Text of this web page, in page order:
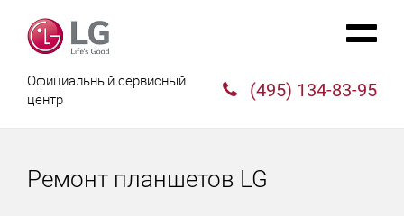
Официальный сервисный
центр
(495) 134-83-95
Ремонт планшетов LG